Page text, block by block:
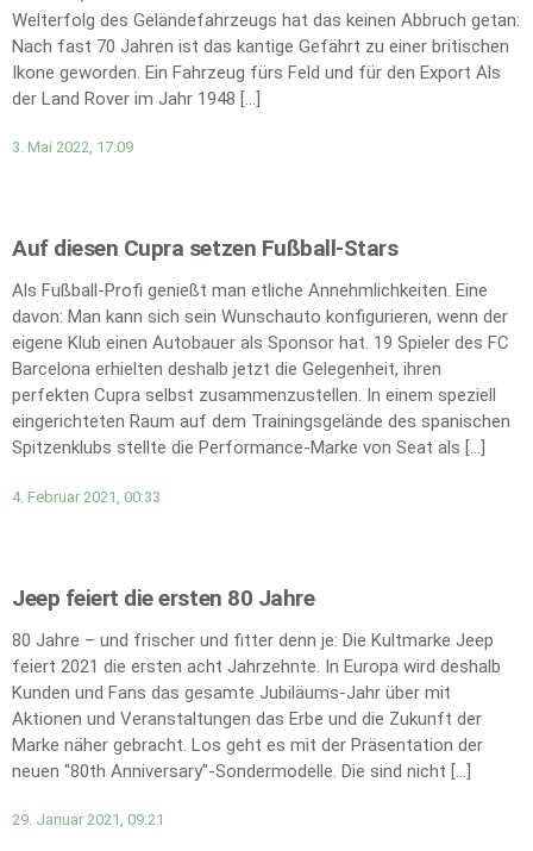
Welterfolg des Geländefahrzeugs hat das keinen Abbruch getan:
Nach fast 70 Jahren ist das kantige Gefährt zu einer britischen
Ikone geworden. Ein Fahrzeug fürs Feld und für den Export Als
der Land Rover im Jahr 1948 […]
3. Mai 2022, 17:09
Auf diesen Cupra setzen Fußball-Stars
Als Fußball-Profi genießt man etliche Annehmlichkeiten. Eine
davon: Man kann sich sein Wunschauto konfigurieren, wenn der
eigene Klub einen Autobauer als Sponsor hat. 19 Spieler des FC
Barcelona erhielten deshalb jetzt die Gelegenheit, ihren
perfekten Cupra selbst zusammenzustellen. In einem speziell
eingerichteten Raum auf dem Trainingsgelände des spanischen
Spitzenklubs stellte die Performance-Marke von Seat als […]
4. Februar 2021, 00:33
Jeep feiert die ersten 80 Jahre
80 Jahre – und frischer und fitter denn je: Die Kultmarke Jeep
feiert 2021 die ersten acht Jahrzehnte. In Europa wird deshalb
Kunden und Fans das gesamte Jubiläums-Jahr über mit
Aktionen und Veranstaltungen das Erbe und die Zukunft der
Marke näher gebracht. Los geht es mit der Präsentation der
neuen "80th Anniversary"-Sondermodelle. Die sind nicht […]
29. Januar 2021, 09:21